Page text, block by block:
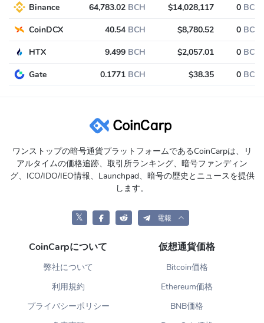
Binance 64,783.02 BCH $14,028,117 0 BCH
CoinDCX
40.54 BCH $8,780.52 0 BCH
HTX
9.499 BCH $2,057.01 0 BCH
Gate
0.1771 BCH $38.35 0 BCH
ワンストップの暗号通貨プラットフォームであるCoinCarpは、リ
アルタイムの価格追跡、取引所ランキング、暗号ファンディン
グ、ICO/IDO/IEO情報、Launchpad、暗号の歴史とニュースを提供
します。
𝕏 電報
CoinCarpについて
弊社について
利用規約
プライバシーポリシー
仮想通貨価格
Bitcoin価格
Ethereum価格
BNB価格